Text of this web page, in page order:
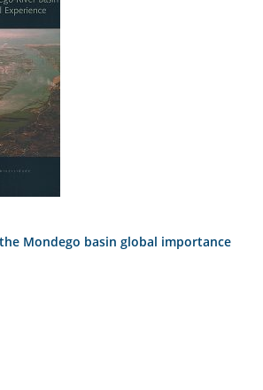
Mondego basin global importance